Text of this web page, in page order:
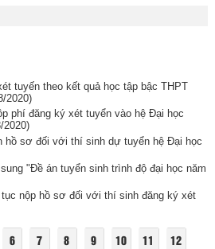
tuyến theo kết quả học tập bậc THPT
2020)
phí đăng ký xét tuyển vào hệ Đại học
2020)
hồ sơ đối với thí sinh dự tuyển hệ Đại học
"Đề án tuyển sinh trình độ đại học năm
nộp hồ sơ đối với thí sinh đăng ký xét
6 7 8 9 10 11
12